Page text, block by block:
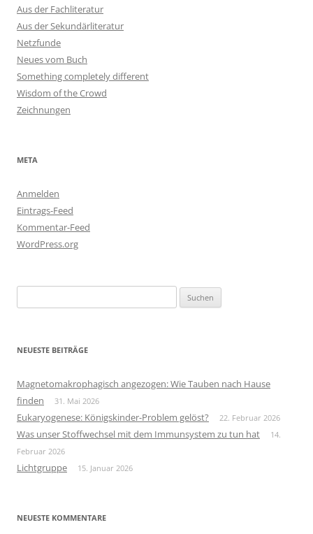
Aus der Fachliteratur
Aus der Sekundärliteratur
Netzfunde
Neues vom Buch
Something completely different
Wisdom of the Crowd
Zeichnungen
META
Anmelden
Eintrags-Feed
Kommentar-Feed
WordPress.org
nach:
NEUESTE BEITRÄGE
Magnetomakrophagisch angezogen: Wie Tauben nach Hause
finden
31. Mai 2026
Eukaryogenese: Königskinder-Problem gelöst? 22. Februar 2026
Was unser Stoffwechsel mit dem Immunsystem zu tun hat
14.
Februar 2026
Lichtgruppe 15. Januar 2026
NEUESTE KOMMENTARE